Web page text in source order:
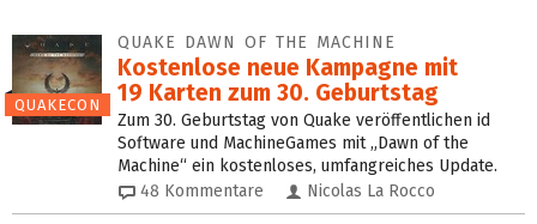
QUAKECON
QUAKE DAWN OF THE MACHINE
Kostenlose neue Kampagne mit
19 Karten zum 30. Geburtstag
Zum 30. Geburtstag von Quake veröffentlichen id
Software und MachineGames mit „Dawn of the
Machine“ ein kostenloses, umfangreiches Update.
48 Kommentare Nicolas La Rocco